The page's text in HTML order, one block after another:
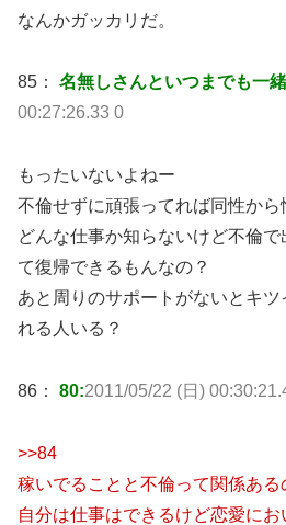
なんかガッカリだ。
85： 名無しさんといつまでも一
00:27:26.33 0
もったいないよねー
不倫せずに頑張ってれば同性から
どんな仕事か知らないけど不倫
て復帰できるもんなの？
あと周りのサポートがないとキツ
れる人いる？
86： 80:2011/05/22 (日)
>>84
稼いでることと不倫って関係ある
自分は仕事はできるけど恋愛に